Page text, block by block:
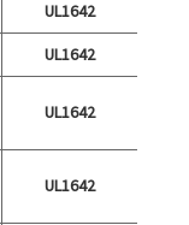
UL1642
UL1642
UL1642
UL1642